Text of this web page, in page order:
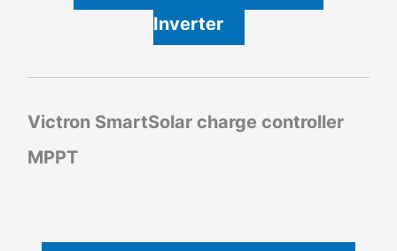
Inverter
Victron SmartSolar charge controller
MPPT